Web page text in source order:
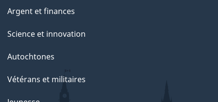
Argent et finances
Science et innovation
Autochtones
Vétérans et militaires